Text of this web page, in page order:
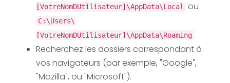
[VotreNomDUtilisateur]\AppData\Local
ou
C:\Users\
[VotreNomDUtilisateur]\AppData\Roaming .
Recherchez les dossiers correspondant à
vos navigateurs (par exemple, "Google",
"Mozilla", ou "Microsoft").